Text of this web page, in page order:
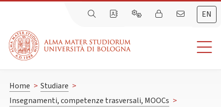
EN
Home > Studiare >
Insegnamenti, competenze trasversali, MOOCs >